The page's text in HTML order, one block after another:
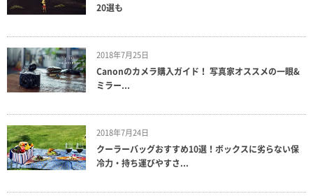
20選も
2018年7月25日
Canonのカメラ購入ガイド！ 写真家オススメの一眼&
ミラー...
2018年7月24日
クーラーバッグおすすめ10選！ボックスに劣らない保
冷力・持ち運びやすさ...